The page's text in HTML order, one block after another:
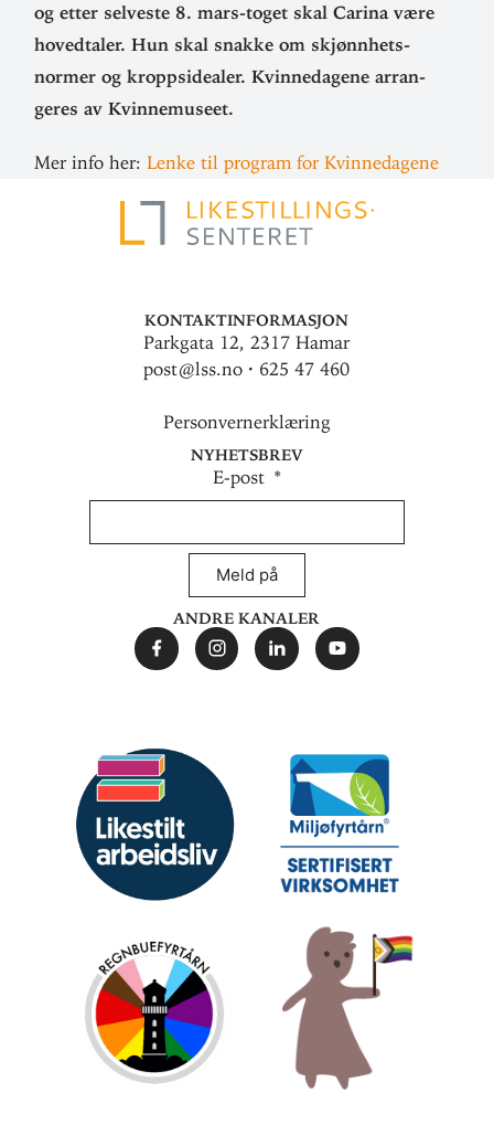
og etter sel­veste 8. mars-toget skal Carina være
hoved­taler. Hun skal snakke om skjønn­hets­
normer og kropps­idealer. Kvinne­dagene arran­
geres av Kvinnemuseet.
Mer info her:Lenke til program for Kvinnedagene
Kontaktinformasjon
Parkgata 12, 2317 Hamar
post@lss.no · 625 47 460
Personvernerklæring
Nyhetsbrev
E-post
Meld på
Andre kanaler